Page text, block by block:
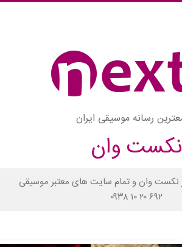
رسانه موسیقی ایران
نکست وان
وان و تمام سایت های معتبر موسیقی
۰۹۳۸ ۱۰ ۲۰ ۶۹۲